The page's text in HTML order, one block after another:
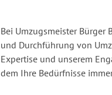
Bei Umzugsmeister
und Durchführung von
Expertise und unserem
dem Ihre Bedürfnisse